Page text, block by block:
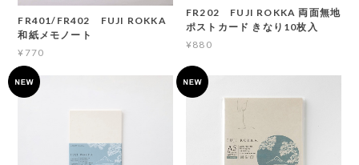
FR401/FR402 FUJI ROKKA
和紙メモノート
¥770
FR202 FUJI ROKKA 両面無地
ポストカード きなり10枚入
¥880